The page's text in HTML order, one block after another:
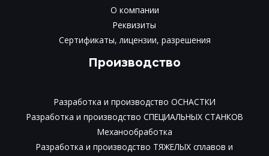
О компании
Реквизиты
Сертификаты, лицензии, разрешения
Производство
Разработка и производство ОСНАСТКИ
Разработка и производство СПЕЦИАЛЬНЫХ СТАНКОВ
Механообработка
Разработка и производство ТЯЖЕЛЫХ сплавов и